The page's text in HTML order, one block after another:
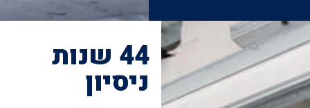
44 שנות
ניסיון